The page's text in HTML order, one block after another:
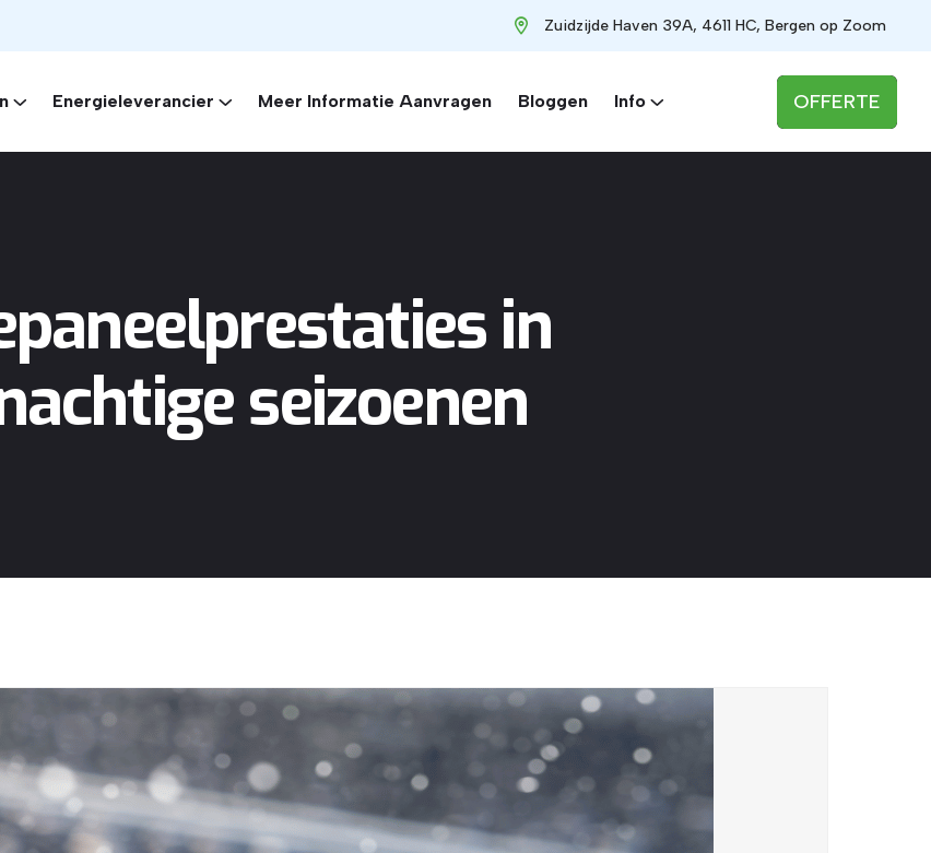
Zuidzijde Haven 39A, 4611 HC, Bergen op Zoom
Energieleverancier Meer Informatie Aanvragen Bloggen Info OFFERTE
in
seizoenen